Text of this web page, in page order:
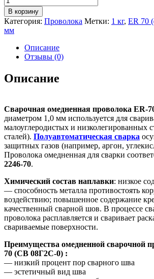
В корзину
Категория: Проволока Метки: 1 кг, ER 70
мм
Описание
Отзывы (0)
Описание
Сварочная омедненная проволока ER-
диаметром 1,0 мм используется для
малоуглеродистых и низколегированных
сталей). Полуавтоматическая сварка
защитных газов (например, аргон,
Проволока омедненная для сварки
2246-70.
Химический состав наплавки: низкое
— способность металла противостоять
воздействию; повышенное содержание
качественный сварной шов. В процессе
проволока расплавляется и сваривает
свариваемые поверхности.
Преимущества омедненной сварочной
70 (СВ 08Г2С-0) :
— низкий процент пор сварного шва
— эстетичный вид шва